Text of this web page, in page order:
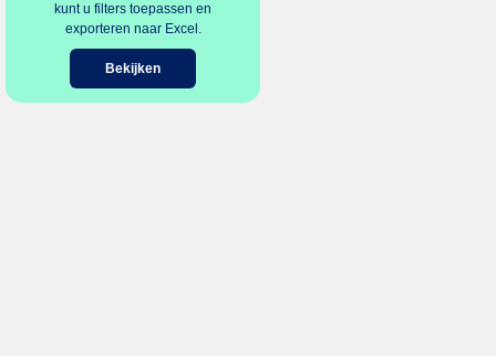
kunt u filters toepassen en
exporteren naar Excel.
Bekijken